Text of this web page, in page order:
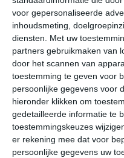
voor gepersonaliseerde
inhoudsmeting,
diensten.
Met uw
partners gebruikmaken van
door het scannen van
toestemming te geven voor
persoonlijke gegevens voor
hieronder klikken om
gedetailleerde informatie te
toestemmingskeuzes
er rekening mee dat voor
persoonlijke gegevens uw
za
25° 22°
zo
23° 20°
22°C 21°C
21:00 00:00